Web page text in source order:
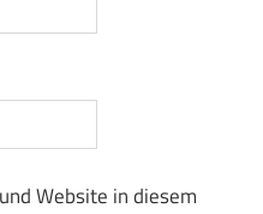
Website in diesem